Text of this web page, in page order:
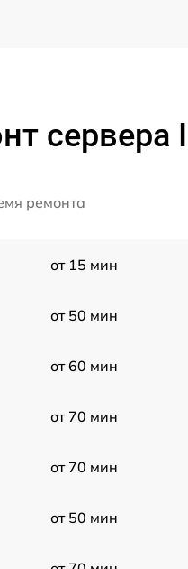
сервера
ремонта
от 15 мин
от 50 мин
от 60 мин
от 70 мин
от 70 мин
от 50 мин